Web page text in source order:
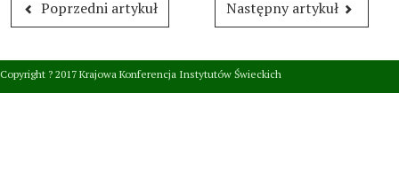
POLECAMY
Poprzedni artykuł Następny artykuł
Copyright ? 2017 Krajowa Konferencja Instytutów Świeckich